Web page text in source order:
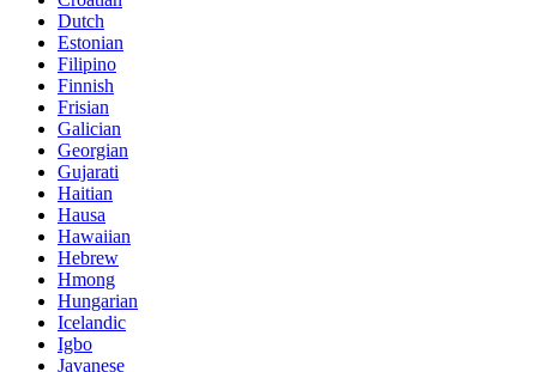
Dutch
Estonian
Filipino
Finnish
Frisian
Galician
Georgian
Gujarati
Haitian
Hausa
Hawaiian
Hebrew
Hmong
Hungarian
Icelandic
Igbo
Javanese